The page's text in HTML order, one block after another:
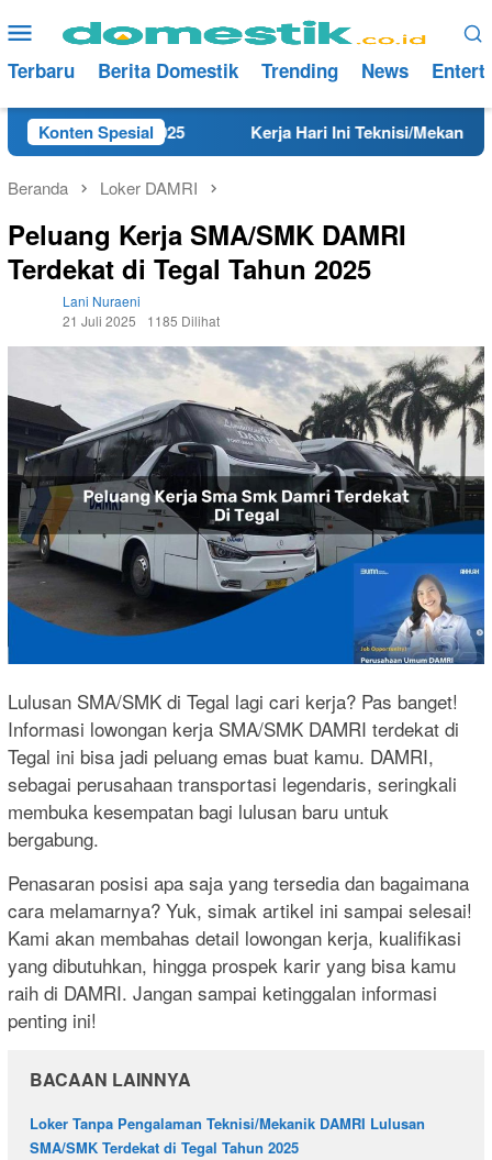
ke
konten
Menu
Mobile
Terbaru Berita Domestik Trending News
Konten Spesial
Tahun 2025 Kerja Hari Ini Teknisi/Mekanik DAMRI
Beranda Loker DAMRI
Peluang Kerja SMA/SMK DAMRI
Terdekat di Tegal Tahun 2025
Lani Nuraeni
21 Juli 2025
1185 Dilihat
Lulusan SMA/SMK di Tegal lagi cari kerja? Pas banget!
Informasi lowongan kerja SMA/SMK DAMRI terdekat di
Tegal ini bisa jadi peluang emas buat kamu. DAMRI,
sebagai perusahaan transportasi legendaris, seringkali
membuka kesempatan bagi lulusan baru untuk
bergabung.
Penasaran posisi apa saja yang tersedia dan bagaimana
cara melamarnya? Yuk, simak artikel ini sampai selesai!
Kami akan membahas detail lowongan kerja, kualifikasi
yang dibutuhkan, hingga prospek karir yang bisa kamu
raih di DAMRI. Jangan sampai ketinggalan informasi
penting ini!
BACAAN LAINNYA
Loker Tanpa Pengalaman Teknisi/Mekanik DAMRI Lulusan
SMA/SMK Terdekat di Tegal Tahun 2025